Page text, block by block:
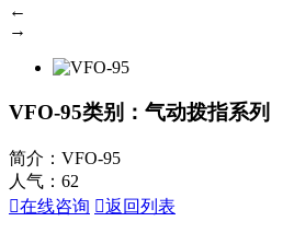
←
→
VFO-95类别：气动拨指系列
简介：VFO-95
人气： 62
在线咨询 返回列表